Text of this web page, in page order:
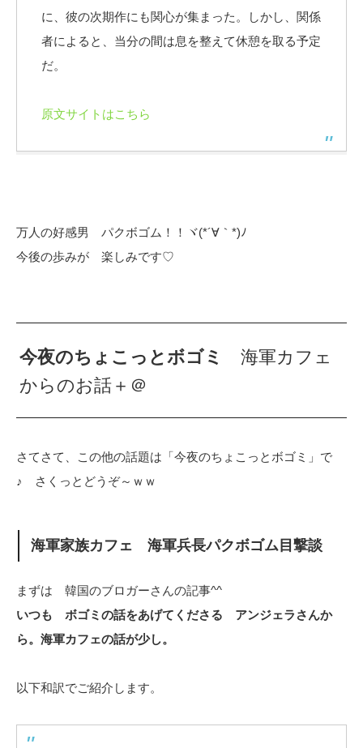
に、彼の次期作にも関心が集まった。しかし、関係
者によると、当分の間は息を整えて休憩を取る予定
だ。
原文サイトはこちら
万人の好感男 パクボゴム！！ヾ(*´∀｀*)ﾉ
今後の歩みが 楽しみです♡
今夜のちょこっとボゴミ
海軍カフェ
からのお話＋＠
さてさて、この他の話題は「今夜のちょこっとボゴミ」で
♪ さくっとどうぞ～ｗｗ
海軍家族カフェ 海軍兵長パクボゴム目撃談
まずは 韓国のブロガーさんの記事^^
いつも ボゴミの話をあげてくださる アンジェラさんか
ら。海軍カフェの話が少し。
以下和訳でご紹介します。